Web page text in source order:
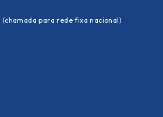
(chamada para rede fixa nacional)